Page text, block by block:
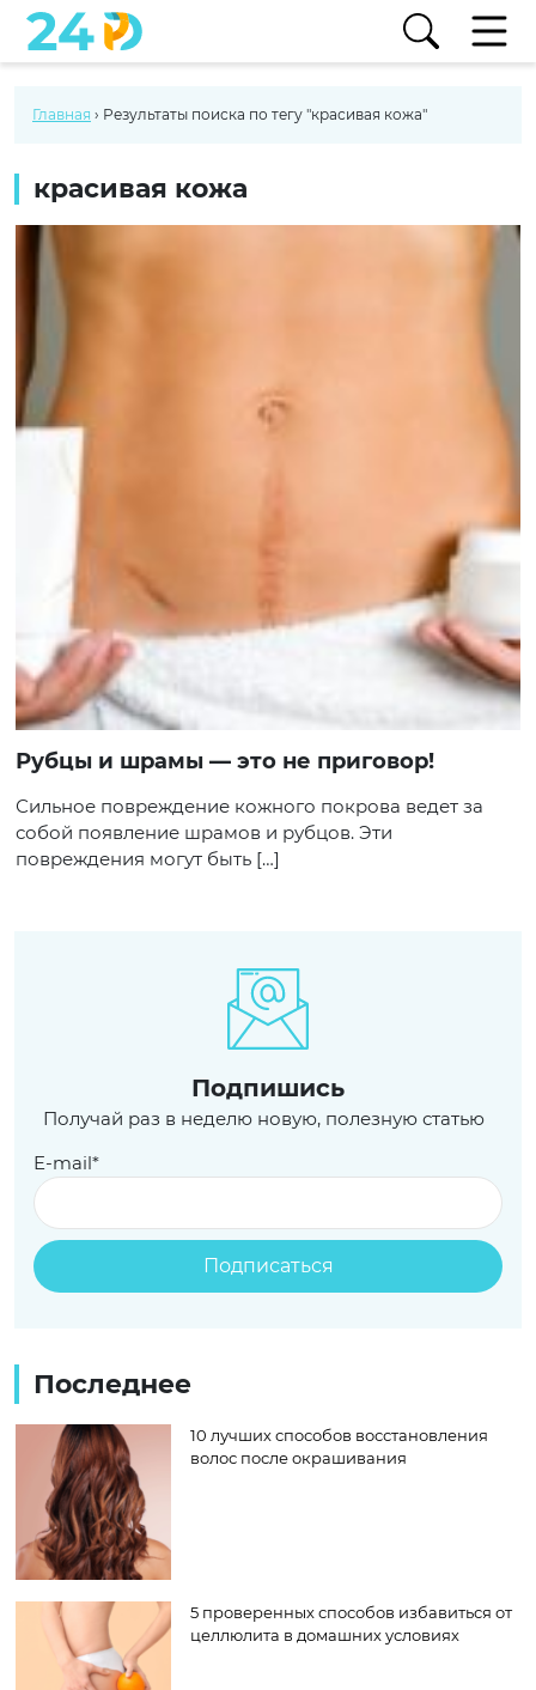
Главная › Результаты поиска по тегу "красивая кожа"
красивая кожа
Рубцы и шрамы — это не приговор!
Сильное повреждение кожного покрова ведет за
собой появление шрамов и рубцов. Эти
повреждения могут быть […]
Подпишись
Получай раз в неделю новую, полезную статью
E-mail*
Последнее
10 лучших способов восстановления
волос после окрашивания
5 проверенных способов избавиться от
целлюлита в домашних условиях